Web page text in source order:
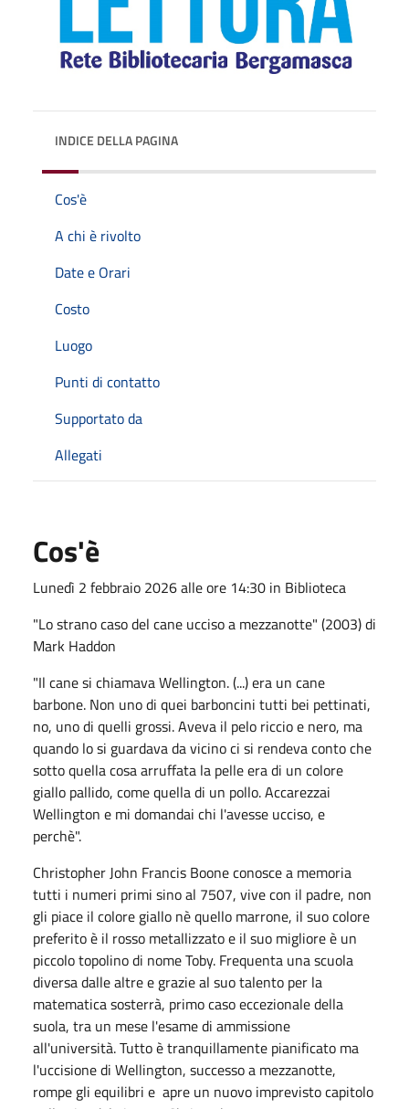
INDICE DELLA PAGINA
Cos'è
A chi è rivolto
Date e Orari
Costo
Luogo
Punti di contatto
Supportato da
Allegati
Cos'è
Lunedì 2 febbraio 2026 alle ore 14:30 in Biblioteca
"Lo strano caso del cane ucciso a mezzanotte" (2003) di
Mark Haddon
"Il cane si chiamava Wellington. (...) era un cane
barbone. Non uno di quei barboncini tutti bei pettinati,
no, uno di quelli grossi. Aveva il pelo riccio e nero, ma
quando lo si guardava da vicino ci si rendeva conto che
sotto quella cosa arruffata la pelle era di un colore
giallo pallido, come quella di un pollo. Accarezzai
Wellington e mi domandai chi l'avesse ucciso, e
perchè".
Christopher John Francis Boone conosce a memoria
tutti i numeri primi sino al 7507, vive con il padre, non
gli piace il colore giallo nè quello marrone, il suo colore
preferito è il rosso metallizzato e il suo migliore è un
piccolo topolino di nome Toby. Frequenta una scuola
diversa dalle altre e grazie al suo talento per la
matematica sosterrà, primo caso eccezionale della
suola, tra un mese l'esame di ammissione
all'università. Tutto è tranquillamente pianificato ma
l'uccisione di Wellington, successo a mezzanotte,
rompe gli equilibri e apre un nuovo imprevisto capitolo